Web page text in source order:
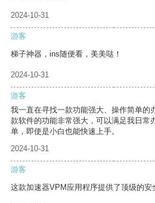
2024-10-31
游客
梯子神器，ins随便看，美美哒！
2024-10-31
游客
我一直在寻找一款功能强大、操作简单的
款软件的功能非常强大，可以满足我日常
单，即使是小白也能快速上手。
2024-10-31
游客
这款加速器VPM应用程序提供了顶级的安